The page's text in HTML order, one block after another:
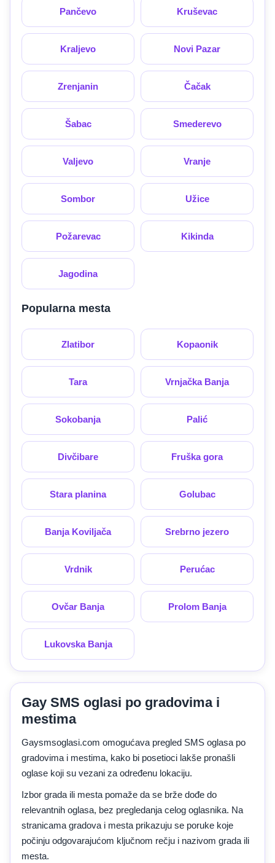
Pančevo Kruševac
Kraljevo Novi Pazar
Zrenjanin Čačak
Šabac Smederevo
Valjevo Vranje
Sombor Užice
Požarevac Kikinda
Jagodina
Popularna mesta
Zlatibor Kopaonik
Tara Vrnjačka Banja
Sokobanja Palić
Divčibare Fruška gora
Stara planina Golubac
Banja Koviljača Srebrno jezero
Vrdnik Perućac
Ovčar Banja Prolom Banja
Lukovska Banja
Gay SMS oglasi po gradovima i
mestima
Gaysmsoglasi.com omogućava pregled SMS oglasa po
gradovima i mestima, kako bi posetioci lakše pronašli
oglase koji su vezani za određenu lokaciju.
Izbor grada ili mesta pomaže da se brže dođe do
relevantnih oglasa, bez pregledanja celog oglasnika. Na
stranicama gradova i mesta prikazuju se poruke koje
počinju odgovarajućom ključnom rečju i nazivom grada ili
mesta.